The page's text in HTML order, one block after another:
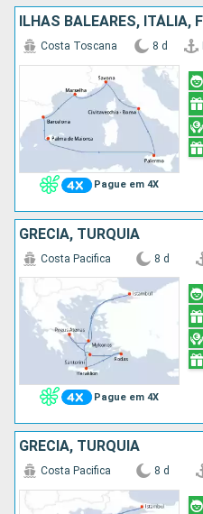
Pague em 4X
Costa Toscana 8 d
GRÉCIA, TURQUIA
Pague em 4X
Costa Pacifica 8 d
GRÉCIA, TURQUIA
Costa Pacifica 8 d